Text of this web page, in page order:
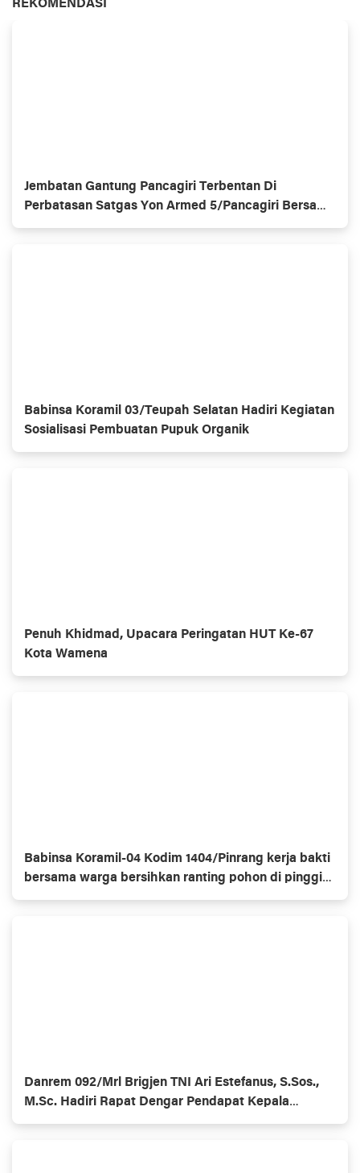
REKOMENDASI
Jembatan Gantung Pancagiri Terbentan Di
Perbatasan Satgas Yon Armed 5/Pancagiri Bersama
Vertikal Rescue Dan PT MA/BDRMS
Babinsa Koramil 03/Teupah Selatan Hadiri Kegiatan
Sosialisasi Pembuatan Pupuk Organik
Penuh Khidmad, Upacara Peringatan HUT Ke-67
Kota Wamena
Babinsa Koramil-04 Kodim 1404/Pinrang kerja bakti
bersama warga bersihkan ranting pohon di pinggir
jalan
Danrem 092/Mrl Brigjen TNI Ari Estefanus, S.Sos.,
M.Sc. Hadiri Rapat Dengar Pendapat Kepala
Daerah Se-Provinsi Kalimantan Utara